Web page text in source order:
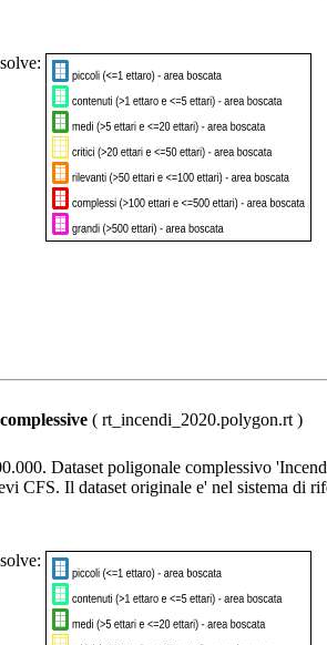
( rt_incendi_2020.polygon.rt )
Dataset poligonale complessivo
CFS. Il dataset originale e' nel sistema di